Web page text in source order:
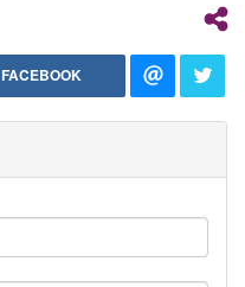
FACEBOOK